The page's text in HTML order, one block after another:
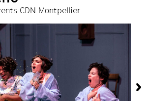
CDN Montpellier